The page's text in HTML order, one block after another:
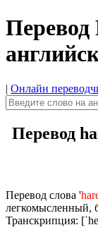
Перевод
| Онлайн
Перевод
Перевод слова '
легкомысленный,
Транскрипция: